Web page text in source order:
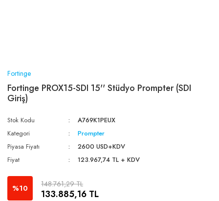
Fortinge
Fortinge PROX15-SDI 15'' Stüdyo Prompter (SDI
Giriş)
Stok Kodu
A769K1PEUX
Kategori
Prompter
Piyasa Fiyatı
2600 USD+KDV
Fiyat
123.967,74 TL + KDV
%10 148.761,29 TL
133.885,16 TL